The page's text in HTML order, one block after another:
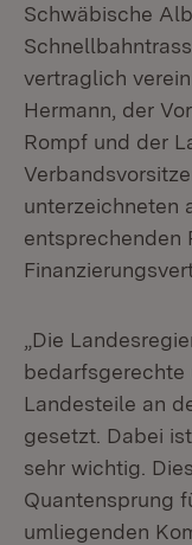
Schwäbische
vertraglich
Hermann, der
Rompf und der
unterzeichneten
entsprechenden
„Die
Landesteile an
gesetzt. Dabei
sehr wichtig.
Quantensprung
umliegenden